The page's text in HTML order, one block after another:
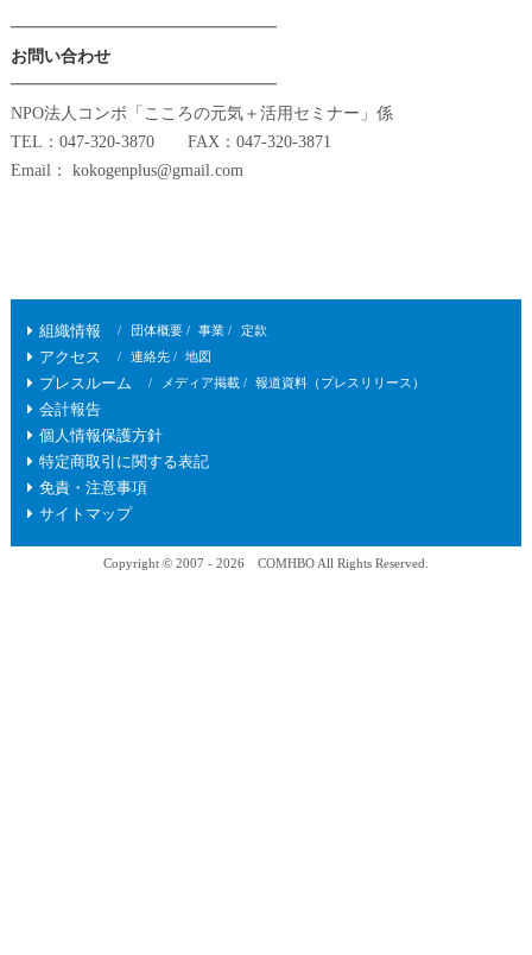
━━━━━━━━━━━━━━━━
お問い合わせ
━━━━━━━━━━━━━━━━
NPO法人コンボ「こころの元気＋活用セミナー」係
TEL：047-320-3870 FAX：047-320-3871
Email： kokogenplus@gmail.com
組織情報 団体概要 事業 定款
アクセス 連絡先 地図
プレスルーム メディア掲載 報道資料（プレスリリース）
会計報告
個人情報保護方針
特定商取引に関する表記
免責・注意事項
サイトマップ
Copyright © 2007 - 2026 COMHBO All Rights Reserved.